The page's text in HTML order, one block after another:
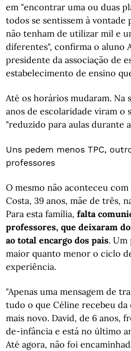
em "encontrar uma ou duas
todos se sentissem à vontade
não tenham de utilizar mil e
diferentes", confirma o aluno
presidente da associação de
estabelecimento de ensino
Até os horários mudaram. Na
anos de escolaridade viram o
"reduzido para aulas durante
Uns pedem menos TPC,
professores
O mesmo não aconteceu
Costa, 39 anos, mãe de três,
Para esta família, falta
professores, que deixaram
ao total encargo dos pais. Um
maior quanto menor o ciclo
experiência.
"Apenas uma mensagem de
tudo o que Céline recebeu
mais novo. David, de 6 anos,
de-infância e está no último
Até agora, não foi